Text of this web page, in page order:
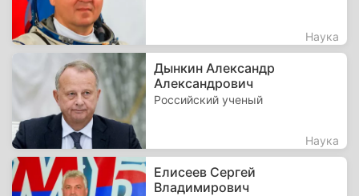
Наука
Дынкин Александр
Александрович
Российский ученый
Наука
Елисеев Сергей
Владимирович